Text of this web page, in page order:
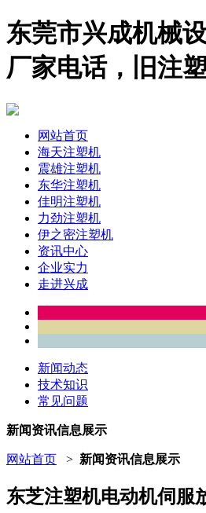
东莞市兴成机械
厂家电话，旧注
网站首页
海天注塑机
震雄注塑机
东华注塑机
佳明注塑机
力劲注塑机
伊之密注塑机
资讯中心
企业实力
走进兴成
新闻动态
技术知识
常见问题
新闻资讯信息展示
网站首页 > 新闻资讯信息展示
东芝注塑机电动机伺服